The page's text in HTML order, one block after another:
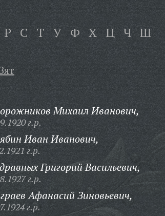
Р С Т У Ф Х Ц Ч Ш
Михаил Иванович,
г.р.
Иван Иванович,
г.р.
Григорий Васильевич,
г.р.
Афанасий Зиновьевич,
г.р.